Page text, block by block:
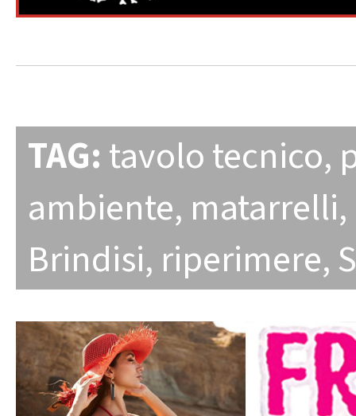
TAG: tavolo tecnico,
ambiente, matarrelli,
Brindisi, riperimere,